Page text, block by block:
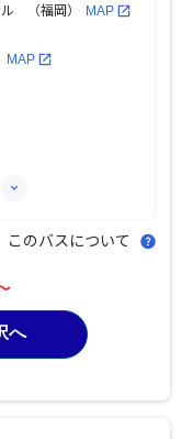
ル （福岡）
MAP
MAP
このバスについて
へ